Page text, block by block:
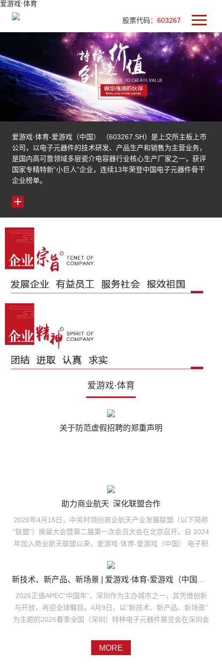
爱游戏·体育
股票代码： 603267
爱游戏·体育-爱游戏（中国） （603267.SH）是上交所主板上市
公司，以电子元器件的技术研发、产品生产和销售为主营业务，
是国内高可靠领域多层瓷介电容器行业核心生产厂家之一，获评
国家专精特新“小巨人”企业，连续13年荣登中国电子元器件骨干
企业榜单。
爱游戏·体育
关于防范虚假招聘的郑重声明
助力商业航天 深化联盟合作
2026年4月16日，中关村领创商业航天产业发展联盟（以下简称
“联盟”）换届大会暨第二届第一次会员大会在北京召开。自 2024
年加入商业航天联盟以来，爱游戏·体育-爱游戏（中国） 电子积
届理事会理事单位，公司总工程师胜鹏作为理事参会并领取理事
证书，此次入选理事单位，彰显公司在商业航天领域的行业地位
与品牌影响力再上新台阶。中关村领创商业航天产业发展联盟是
国内商业航天领域首家在民政部门正式注册的行业社会组织，可
以在全国开展业务和吸收会员，以“聚焦商业航天、推动产业融
势力量。本次大会选举产生的新一届理事会，将为产业注入新动
能。爱游戏·体育-爱游戏（中国） 电子作为国内高可靠电子元器
新技术、新产品、新场景 | 爱游戏·体育-爱游戏（中国） 电子亮相2026春季全国（深圳）特种电子元器件展
2026正值APEC“中国年”，深圳作为主办城市之一，其凭借创新
与开放，再迎全球瞩目。4月9日，以“新技术、新产品、新场景”
为主题的2026春季全国（深圳）特种电子元器件展览会在深圳会
小丹、副总经理吕鹏带队，携核心技术与创新成果亮相本届展
会，以科技实力为行业注入新动能。系列产品亮相，展现核心技
MORE